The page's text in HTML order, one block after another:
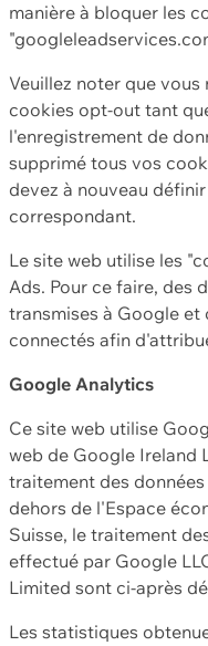
manière à bloquer les
Veuillez noter que vous
cookies opt-out tant
l'enregistrement de
supprimé tous vos
devez à nouveau
correspondant.
Le site web utilise les
Ads. Pour ce faire, des
transmises à Google
connectés afin
Google Analytics
Ce site web utilise
web de Google Ireland
traitement des
dehors de l'Espace
Suisse, le traitement
effectué par Google
Limited sont ci-après
Les statistiques